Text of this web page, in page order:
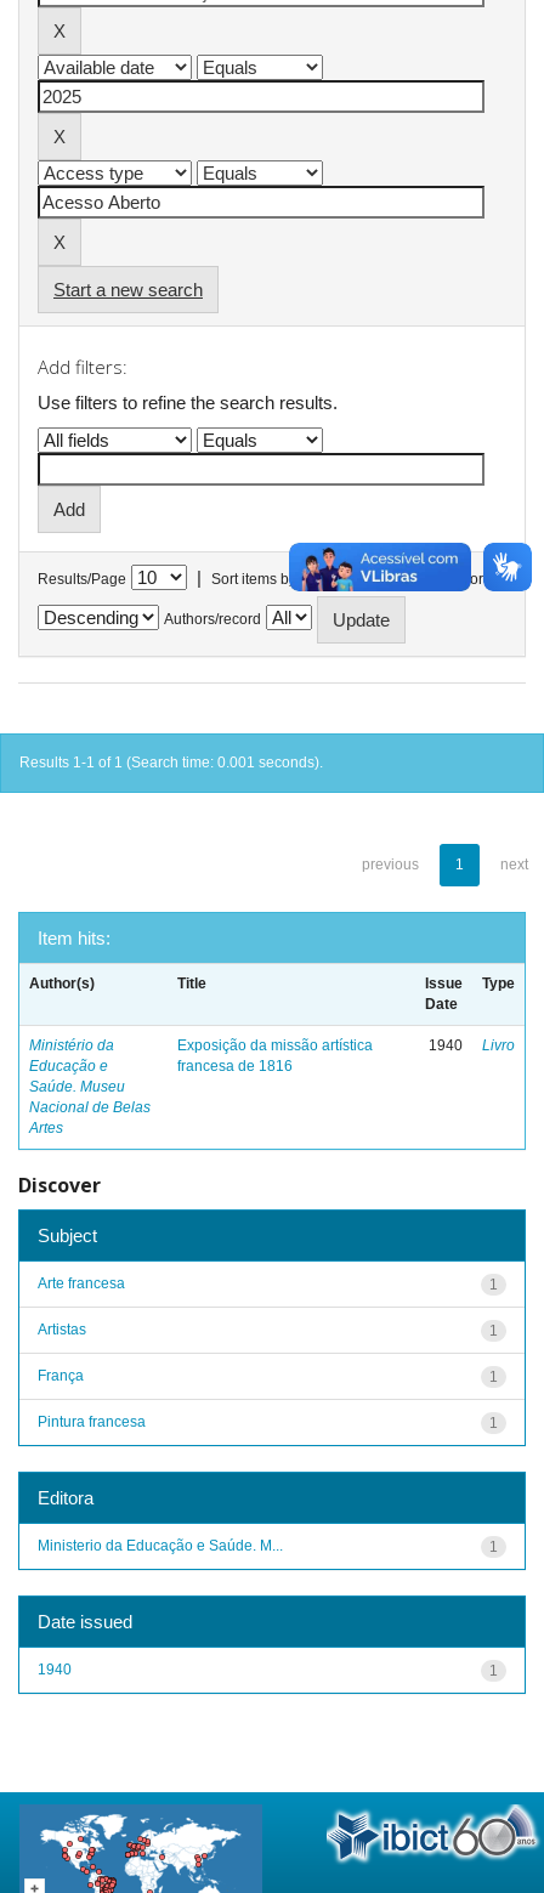
Start a new search
Add filters:
Use filters to refine the search results.
Results/Page | Sort items by In order
Authors/record
Results 1-1 of 1 (Search time: 0.001 seconds).
previous 1 next
Item hits:
Author(s) Title
Issue
Date
Type
Ministério da
Educação e
Saúde. Museu
Nacional de Belas
Artes
Exposição da missão artística
francesa de 1816
1940 Livro
Discover
Subject
1
Arte francesa
1
Artistas
1
França
1
Pintura francesa
Editora
1
Ministerio da Educação e Saúde. M...
Date issued
1
1940